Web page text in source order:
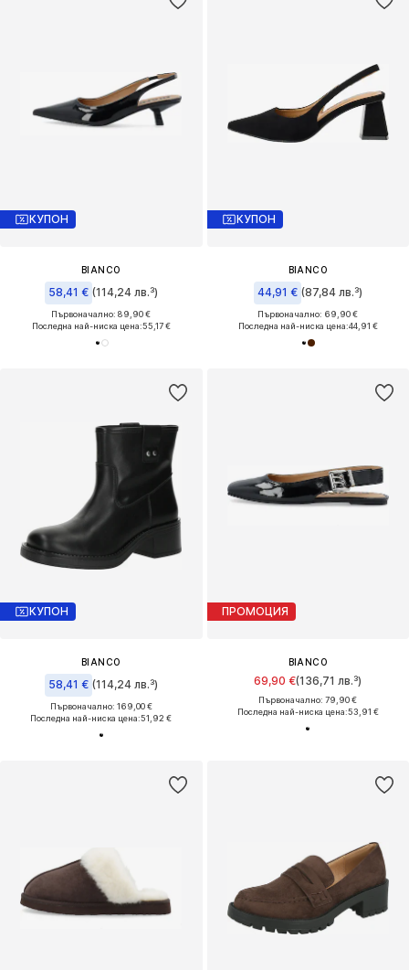
КУПОН
BIANCO
58,41 € (114,24 лв.³)
Първоначално: 89,90 €
Последна най-ниска цена:55,17 €
КУПОН
BIANCO
44,91 € (87,84 лв.³)
Първоначално: 69,90 €
Последна най-ниска цена:44,91 €
КУПОН
BIANCO
58,41 € (114,24 лв.³)
Първоначално: 169,00 €
Последна най-ниска цена:51,92 €
ПРОМОЦИЯ
BIANCO
69,90 €(136,71 лв.³)
Първоначално: 79,90 €
Последна най-ниска цена:53,91 €